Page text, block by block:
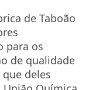
de Taboão
para os
de qualidade
deles